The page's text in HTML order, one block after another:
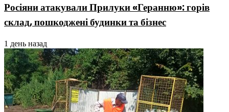
Росіяни атакували Прилуки «Геранню»: горів
склад, пошкоджені будинки та бізнес
1 день назад